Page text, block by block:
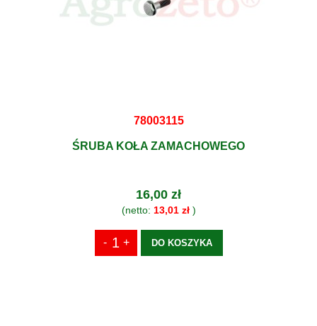
78003115
ŚRUBA KOŁA ZAMACHOWEGO
16,00 zł
(netto: 13,01 zł)
DO KOSZYKA